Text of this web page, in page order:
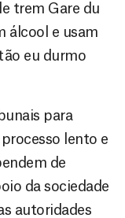
trem Gare du
álcool e usam
eu durmo
para
lento e
de
da sociedade
autoridades